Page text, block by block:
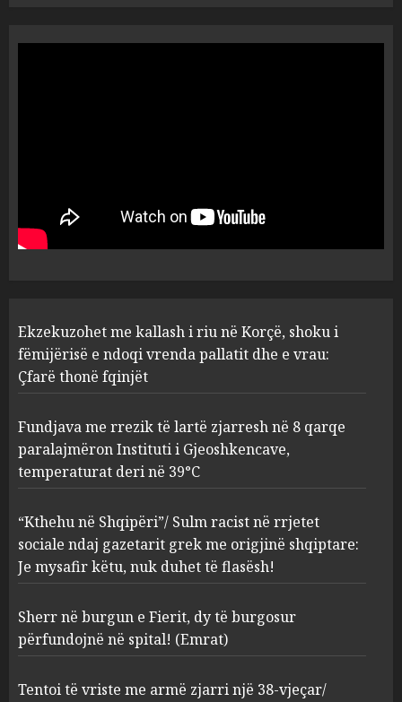
1
ndoqi vrenda pallatit dhe e
vrau: Çfarë thonë fqinjët
AUGUST 8, 2026
2
zjarresh në 8 qarqe
paralajmëron Instituti i
deri në 39°C
“Kthehu në Shqipëri”/ Sulm
racist në rrjetet sociale ndaj
gazetarit grek me origjinë
shqiptare: Je mysafir këtu,
nuk duhet të flasësh!
AUGUST 8, 2026
burgosur përfundojnë në
spital! (Emrat)
AUGUST 8, 2026
Ekzekuzohet me kallash i riu në Korçë, shoku i
fëmijërisë e ndoqi vrenda pallatit dhe e vrau:
Çfarë thonë fqinjët
Fundjava me rrezik të lartë zjarresh në 8 qarqe
paralajmëron Instituti i Gjeoshkencave,
temperaturat deri në 39°C
“Kthehu në Shqipëri”/ Sulm racist në rrjetet
sociale ndaj gazetarit grek me origjinë shqiptare:
Je mysafir këtu, nuk duhet të flasësh!
Sherr në burgun e Fierit, dy të burgosur
përfundojnë në spital! (Emrat)
Tentoi të vriste me armë zjarri një 38-vjeçar/